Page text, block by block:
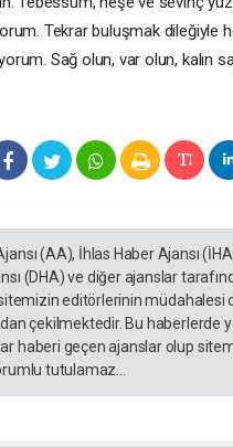
Tekrar buluşmak dileğiyle
Sağ olun, var olun, kalın
(AA), İhlas Haber Ajansı
(DHA) ve diğer ajanslar
editörlerinin müdahalesi
çekilmektedir. Bu haberlerde
haberi geçen ajanslar olup
tutulamaz...